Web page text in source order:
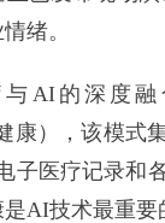
绪。
的深度融
康），该模式
子医疗记录和
AI技术最重要